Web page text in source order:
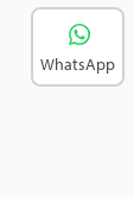
WhatsApp